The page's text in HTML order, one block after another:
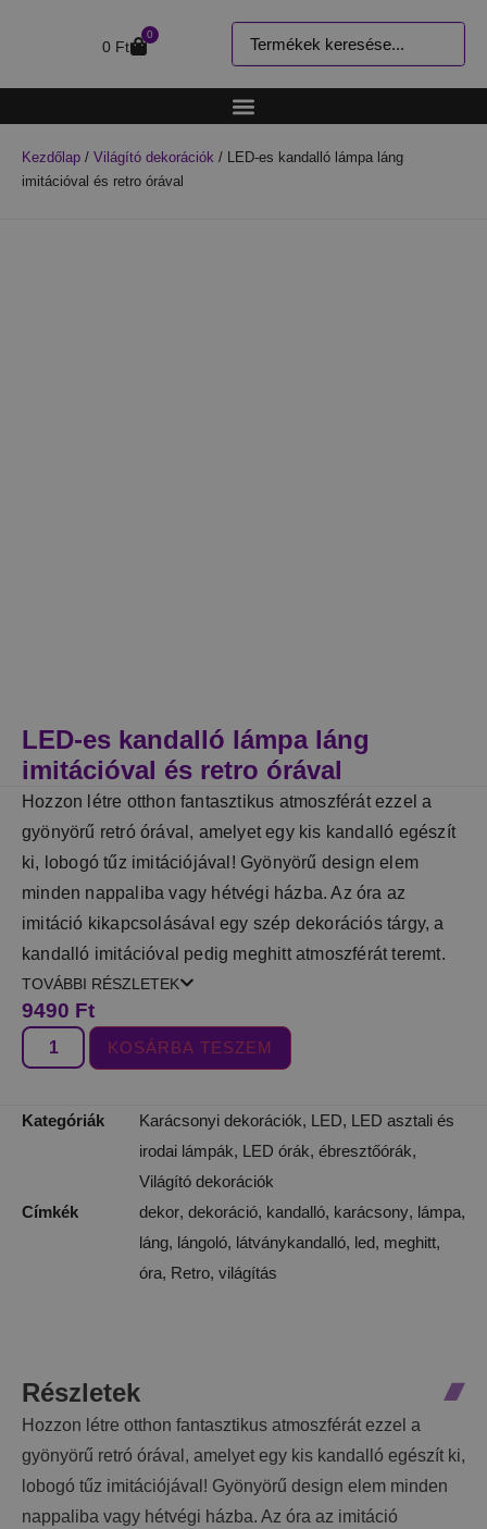
0 Ft
0
Kezdőlap / Világító dekorációk / LED-es kandalló lámpa láng
imitációval és retro órával
LED-es kandalló lámpa láng
imitációval és retro órával
Hozzon létre otthon fantasztikus atmoszférát ezzel a
gyönyörű retró órával, amelyet egy kis kandalló egészít
ki, lobogó tűz imitációjával! Gyönyörű design elem
minden nappaliba vagy hétvégi házba. Az óra az
imitáció kikapcsolásával egy szép dekorációs tárgy, a
kandalló imitációval pedig meghitt atmoszférát teremt.
TOVÁBBI RÉSZLETEK
9490 Ft
KOSÁRBA TESZEM
Kategóriák Karácsonyi dekorációk, LED, LED asztali és
irodai lámpák, LED órák, ébresztőórák,
Világító dekorációk
Címkék
dekor, dekoráció, kandalló, karácsony, lámpa,
láng, lángoló, látványkandalló, led, meghitt,
óra, Retro, világítás
Részletek
Hozzon létre otthon fantasztikus atmoszférát ezzel a
gyönyörű retró órával, amelyet egy kis kandalló egészít ki,
lobogó tűz imitációjával! Gyönyörű design elem minden
nappaliba vagy hétvégi házba. Az óra az imitáció